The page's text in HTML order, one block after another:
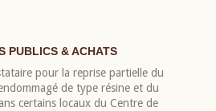
PUBLICS & ACHATS
pour la reprise partielle du
de type résine et du
certains locaux du Centre de